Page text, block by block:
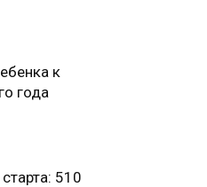
к
года
510